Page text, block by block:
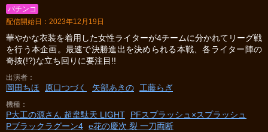
パチンコ
配信開始日：2023年12月19日
華やかな衣装を着用した女性ライターが4チームに分かれてリーグ戦
を行う本企画。最速で決勝進出を決められる本戦、各ライター陣の
奇抜(!?)な立ち回りに要注目!!
出演者
岡田ちほ 原口つづく 矢部あきの 工藤らぎ
機種
P大工の源さん 超韋駄天 LIGHT
PFスプラッシュ×スプラッシュ
Pブラックラグーン4 e花の慶次 裂 一刀両断